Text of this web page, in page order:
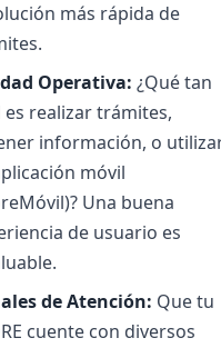
más rápida de
Operativa: ¿Qué tan
es realizar trámites,
información, o
móvil
Una buena
de usuario es
de Atención: Que tu
cuente con diversos